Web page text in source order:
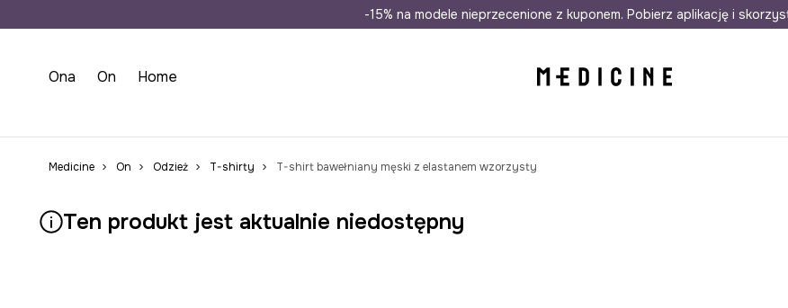
Wysyłka nawet w 24h Darmowa dostawa do salonów
-15% na modele nieprzecenione z kuponem. Pobierz aplikację i
Ona On Home
Medicine On Odzież T-shirty T-shirt bawełniany męski z elastanem wzorzysty
Ten produkt jest aktualnie niedostępny